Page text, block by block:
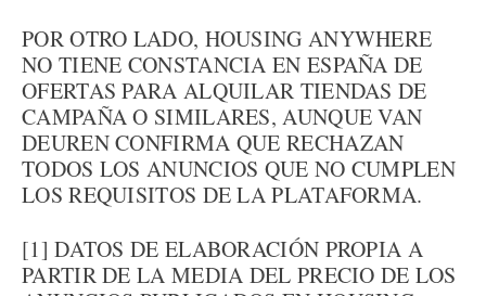
POR OTRO LADO, HOUSING ANYWHERE
NO TIENE CONSTANCIA EN ESPAÑA DE
OFERTAS PARA ALQUILAR TIENDAS DE
CAMPAÑA O SIMILARES, AUNQUE VAN
DEUREN CONFIRMA QUE RECHAZAN
TODOS LOS ANUNCIOS QUE NO CUMPLEN
LOS REQUISITOS DE LA PLATAFORMA.
[1] DATOS DE ELABORACIÓN PROPIA A
PARTIR DE LA MEDIA DEL PRECIO DE LOS